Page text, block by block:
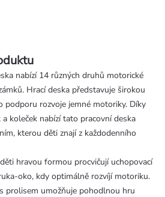
nabízí 14 různých druhů motorické
Hrací deska představuje širokou
podporu rozvoje jemné motoriky. Díky
koleček nabízí tato pracovní deska
kterou děti znají z každodenního
hravou formou procvičují uchopovací
oko, kdy optimálně rozvíjí motoriku.
prolisem umožňuje pohodlnou hru